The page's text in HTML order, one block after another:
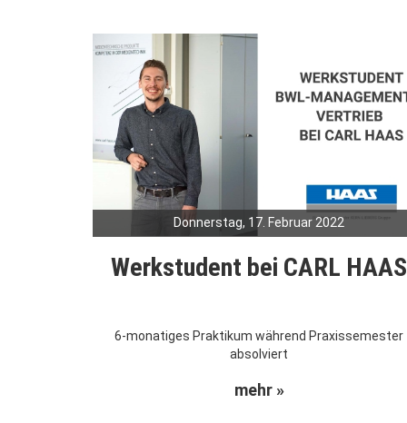
Donnerstag, 17. Februar 2022
Werkstudent bei CARL HAAS
6-monatiges Praktikum während Praxissemester
absolviert
mehr »